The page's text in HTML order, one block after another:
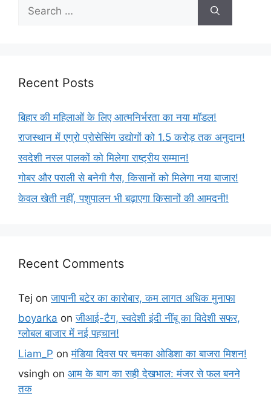
Recent Posts
बिहार की महिलाओं के लिए आत्मनिर्भरता का नया मॉडल!
राजस्थान में एग्रो प्रोसेसिंग उद्योगों को 1.5 करोड़ तक अनुदान!
स्वदेशी नस्ल पालकों को मिलेगा राष्ट्रीय सम्मान!
गोबर और पराली से बनेगी गैस, किसानों को मिलेगा नया बाजार!
केवल खेती नहीं, पशुपालन भी बढ़ाएगा किसानों की आमदनी!
Recent Comments
Tej onजापानी बटेर का कारोबार, कम लागत अधिक मुनाफा
boyarka onजीआई-टैग, स्वदेशी इंदी नींबू का विदेशी सफर,
ग्लोबल बाजार में नई पहचान!
Liam_P onमंडिया दिवस पर चमका ओडिशा का बाजरा मिशन!
vsingh on आम के बाग का सही देखभाल: मंजर से फल बनने
तक